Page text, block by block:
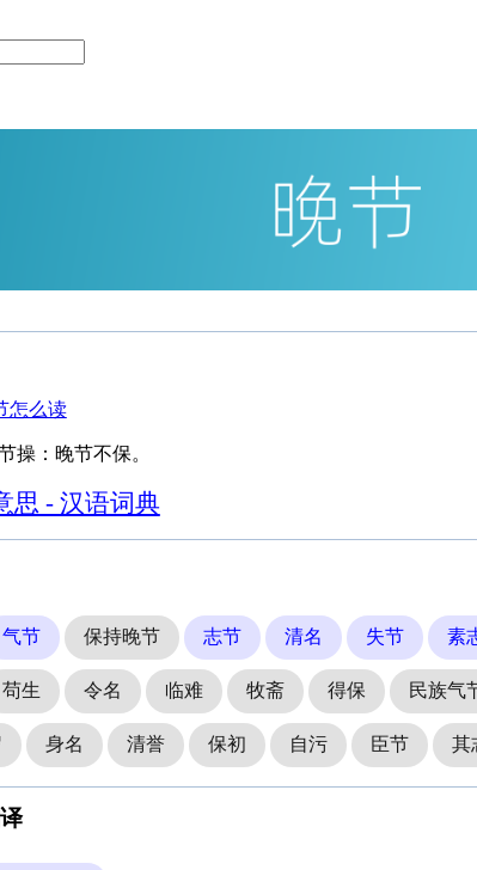
操：晚节不保。
思 - 汉语词典
气节 保持晚节 志节 清名 失节 素
苟生 令名 临难 牧斋 得保 民族气
身名 清誉 保初 自污 臣节 其